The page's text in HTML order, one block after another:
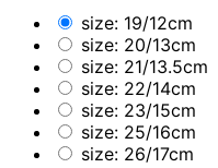
size: 19/12cm
size: 20/13cm
size: 21/13.5cm
size: 22/14cm
size: 23/15cm
size: 25/16cm
size: 26/17cm